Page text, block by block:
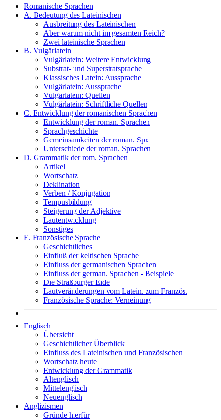
Romanische Sprachen
A. Bedeutung des Lateinischen
Ausbreitung des Lateinischen
Aber warum nicht im gesamten Reich?
Zwei lateinische Sprachen
B. Vulgärlatein
Vulgärlatein: Weitere Entwicklung
Substrat- und Superstratsprache
Klassisches Latein: Aussprache
Vulgärlatein: Aussprache
Vulgärlatein: Quellen
Vulgärlatein: Schriftliche Quellen
C. Entwicklung der romanischen Sprachen
Entwicklung der roman. Sprachen
Sprachgeschichte
Gemeinsamkeiten der roman. Spr.
Unterschiede der roman. Sprachen
D. Grammatik der rom. Sprachen
Artikel
Wortschatz
Deklination
Verben / Konjugation
Tempusbildung
Steigerung der Adjektive
Lautentwicklung
Sonstiges
E. Französische Sprache
Geschichtliches
Einfluß der keltischen Sprache
Einfluss der germanischen Sprachen
Einfluss der german. Sprachen - Beispiele
Die Straßburger Eide
Lautveränderungen vom Latein. zum Französ.
Französische Sprache: Verneinung
Englisch
Übersicht
Geschichtlicher Überblick
Einfluss des Lateinischen und Französischen
Wortschatz heute
Entwicklung der Grammatik
Altenglisch
Mittelenglisch
Neuenglisch
Anglizismen
Gründe hierfür